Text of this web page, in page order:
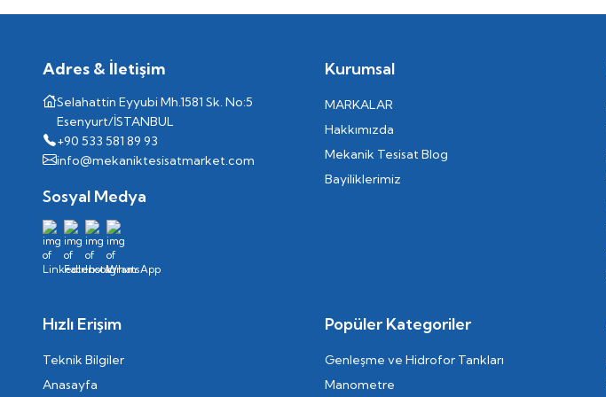
Adres & İletişim
Selahattin Eyyubi Mh.1581 Sk. No:5
Esenyurt/İSTANBUL
+90 533 581 89 93
info@mekaniktesisatmarket.com
Sosyal Medya
Kurumsal
MARKALAR
Hakkımızda
Mekanik Tesisat Blog
Bayiliklerimiz
Hızlı Erişim
Teknik Bilgiler
Anasayfa
Popüler Kategoriler
Genleşme ve Hidrofor Tankları
Manometre